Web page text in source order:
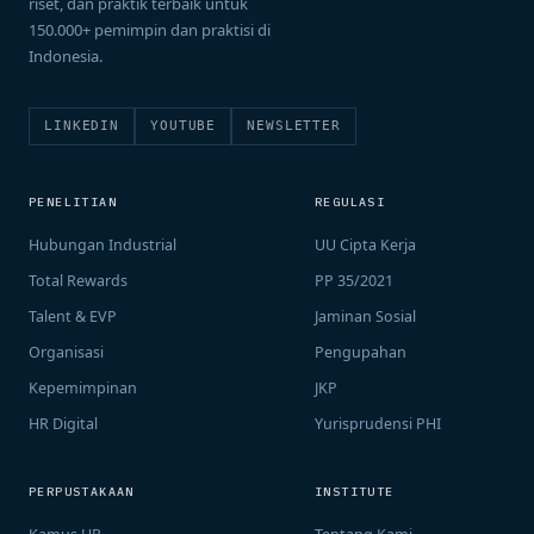
150.000+ pemimpin dan praktisi di
Indonesia.
LINKEDIN YOUTUBE NEWSLETTER
PENELITIAN
Hubungan Industrial
Total Rewards
Talent & EVP
Organisasi
Kepemimpinan
HR Digital
REGULASI
UU Cipta Kerja
PP 35/2021
Jaminan Sosial
Pengupahan
JKP
Yurisprudensi PHI
PERPUSTAKAAN INSTITUTE